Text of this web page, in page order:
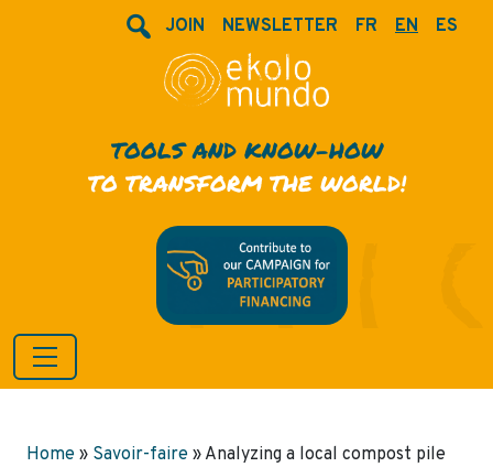
JOIN NEWSLETTER FR EN ES
TOOLS AND KNOW-HOW
TO TRANSFORM THE WORLD!
Home » Savoir-faire » Analyzing a local compost pile